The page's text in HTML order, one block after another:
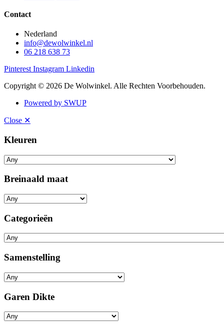
Contact
Nederland
info@dewolwinkel.nl
06 218 638 73
Pinterest Instagram Linkedin
Copyright © 2026 De Wolwinkel. Alle Rechten Voorbehouden.
Powered by SWUP
Close ✕
Kleuren
Breinaald maat
Categorieën
Samenstelling
Garen Dikte